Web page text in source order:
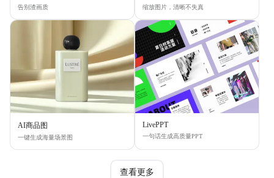
告别渣画质 缩放图片，清晰不失真
AI商品图
一键生成海量场景图
LivePPT
一句话生成高质量PPT
查看更多